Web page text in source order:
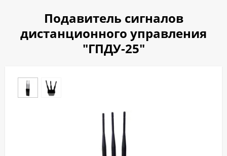
Подавитель сигналов
дистанционного управления
"ГПДУ-25"